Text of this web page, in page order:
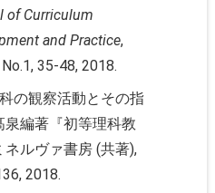
of Curriculum
and Practice,
35-48, 2018.
の観察活動とその指
泉編著『初等理科教
ネルヴァ書房 (共著),
2018.